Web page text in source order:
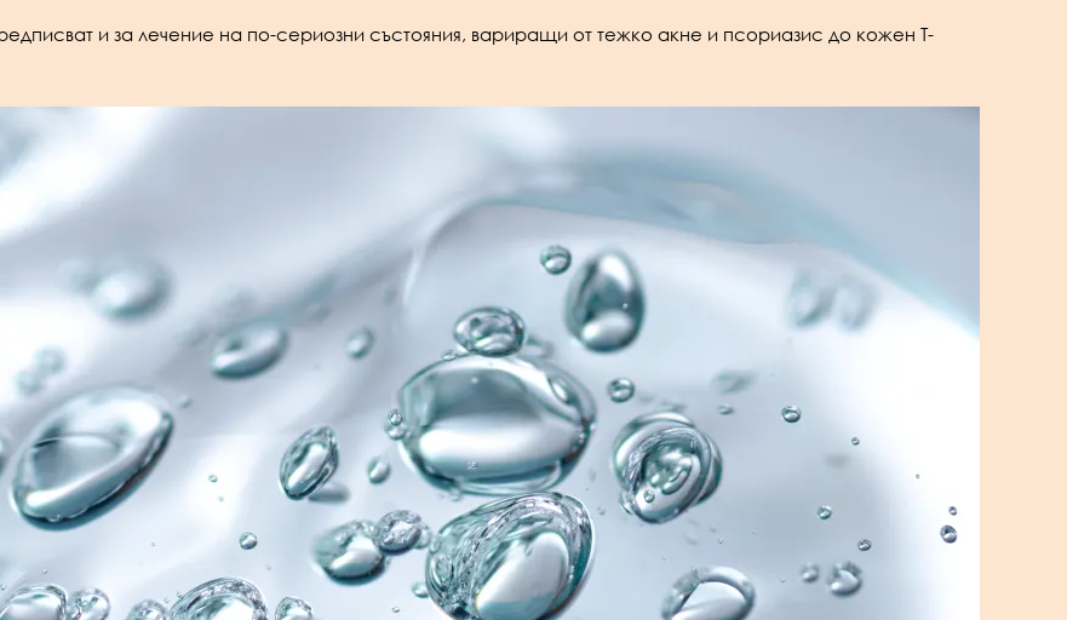
и за лечение на по-сериозни състояния, вариращи от тежко акне и псориазис до кожен Т-